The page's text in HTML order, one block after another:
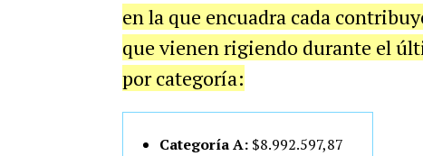
en la que encuadra cada
que vienen rigiendo durante el
por categoría:
Categoría A:$8.992.597,87